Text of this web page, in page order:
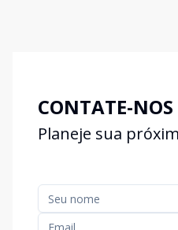
CONTATE-NOS
Planeje sua